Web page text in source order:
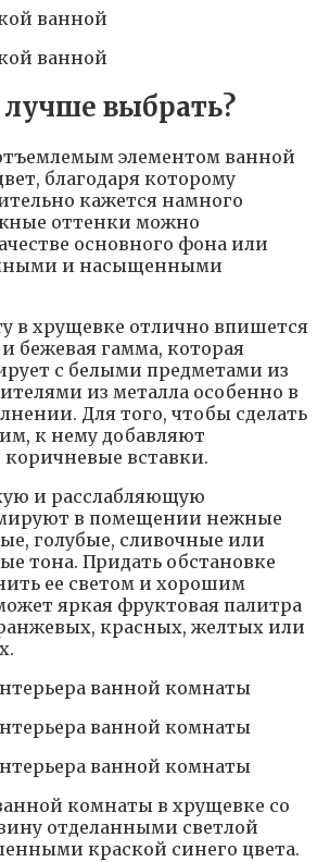
выбрать?
элементом ванной
благодаря которому
кажется намного
оттенки можно
основного фона или
и насыщенными
в хрущевке отлично впишется
бежевая гамма, которая
с белыми предметами из
из металла особенно в
Для того, чтобы сделать
к нему добавляют
вставки.
и расслабляющую
в помещении нежные
голубые, сливочные или
тона. Придать обстановке
ее светом и хорошим
яркая фруктовая палитра
красных, желтых или
комнаты в хрущевке со
отделанными светлой
краской синего цвета.